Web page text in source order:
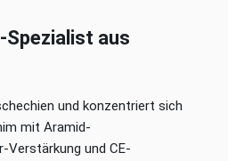
aus
und konzentriert sich
mit Aramid-
Verstärkung und CE-